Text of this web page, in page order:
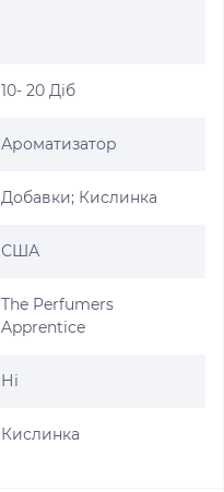
10- 20 Діб
Ароматизатор
Добавки; Кислинка
США
The Perfumers
Apprentice
Ні
Кислинка